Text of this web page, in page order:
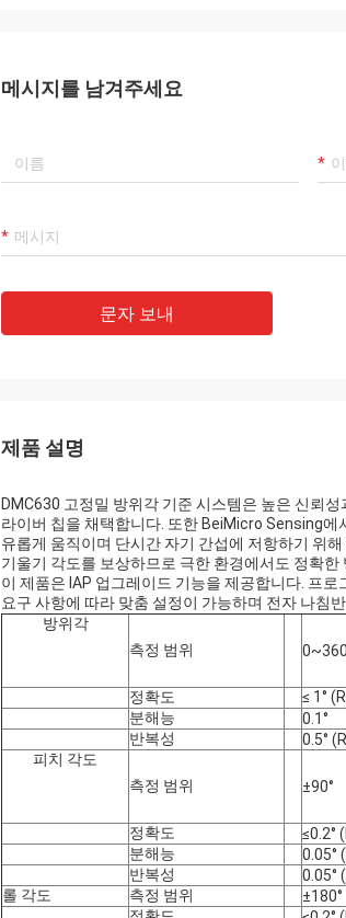
메시지를 남겨주세요
문자 보내
제품 설명
DMC630 고정밀 방위각 기준 시스템은 높은 신뢰
라이버 칩을 채택합니다. 또한 BeiMicro Sensing
유롭게 움직이며 단시간 자기 간섭에 저항하기 위
기울기 각도를 보상하므로 극한 환경에서도 정확한
이 제품은 IAP 업그레이드 기능을 제공합니다. 프
요구 사항에 따라 맞춤 설정이 가능하며 전자 나침
방위각
측정 범위
정확도
≤ 1°
분해능
0.1°
반복성
0.5°
피치 각도
측정 범위
±90°
정확도
≤0.2°
분해능
0.05°
반복성
0.05°
롤 각도
측정 범위
±180°